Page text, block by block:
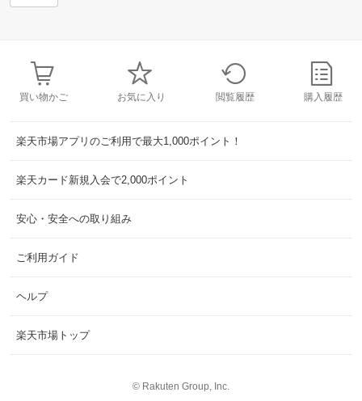
買い物かご お気に入り 閲覧履歴 購入履歴
楽天市場アプリのご利用で最大1,000ポイント！
楽天カード新規入会で2,000ポイント
安心・安全への取り組み
ご利用ガイド
ヘルプ
楽天市場トップ
© Rakuten Group, Inc.